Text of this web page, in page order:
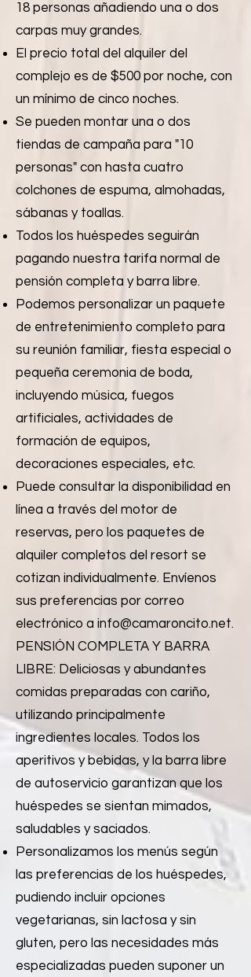
18 personas añadiendo una o dos
carpas muy grandes.
El precio total del alquiler del
complejo es de $500 por noche, con
un mínimo de cinco noches.
Se pueden montar una o dos
tiendas de campaña para "10
personas" con hasta cuatro
colchones de espuma, almohadas,
sábanas y toallas.
Todos los huéspedes seguirán
pagando nuestra tarifa normal de
pensión completa y barra libre.
Podemos personalizar un paquete
de entretenimiento completo para
su reunión familiar, fiesta especial o
pequeña ceremonia de boda,
incluyendo música, fuegos
artificiales, actividades de
formación de equipos,
decoraciones especiales, etc.
Puede consultar la disponibilidad en
línea a través del motor de
reservas, pero los paquetes de
alquiler completos del resort se
cotizan individualmente. Envíenos
sus preferencias por correo
electrónico a info@camaroncito.net.
PENSIÓN COMPLETA Y BARRA
LIBRE: Deliciosas y abundantes
comidas preparadas con cariño,
utilizando principalmente
ingredientes locales. Todos los
aperitivos y bebidas, y la barra libre
de autoservicio garantizan que los
huéspedes se sientan mimados,
saludables y saciados.
Personalizamos los menús según
las preferencias de los huéspedes,
pudiendo incluir opciones
vegetarianas, sin lactosa y sin
gluten, pero las necesidades más
especializadas pueden suponer un